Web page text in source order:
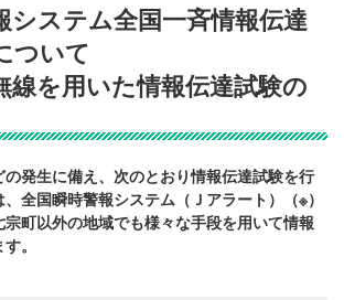
システム全国一斉情報伝達
ついて
線を用いた情報伝達試験の
発生に備え、次のとおり情報伝達試験を行
全国瞬時警報システム（Ｊアラート）（※）
町以外の地域でも様々な手段を用いて情報
。